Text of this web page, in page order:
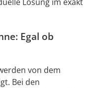
Egal ob
von dem
Bei den